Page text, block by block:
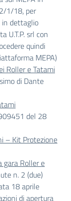
1/18, per
in dettaglio
U.T.P. srl con
quindi
MEPA)
Roller e Tatami
di Dante
del 28
– Kit Protezione
gara Roller e
n. 2 (due)
18 aprile
di apertura